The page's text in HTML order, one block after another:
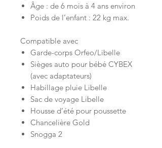
Âge : de 6 mois à 4 ans environ
Poids de l’enfant : 22 kg max.
Compatible avec
Garde-corps Orfeo/Libelle
Sièges auto pour bébé CYBEX
(avec adaptateurs)
Habillage pluie Libelle
Sac de voyage Libelle
Housse d’été pour poussette
Chancelière Gold
Snogga 2